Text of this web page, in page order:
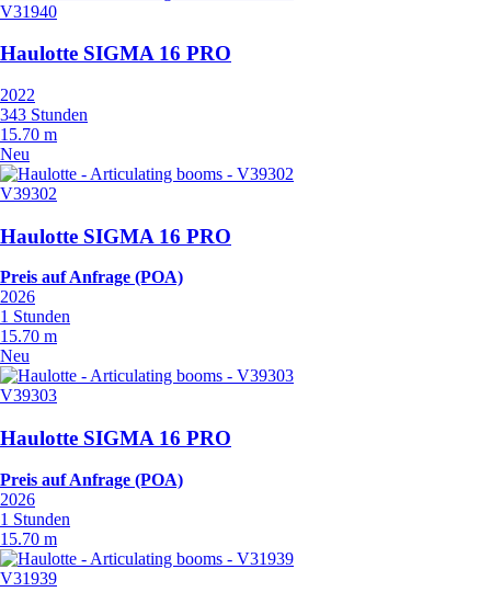
V31940
Haulotte SIGMA 16 PRO
2022
343 Stunden
15.70 m
Neu
V39302
Haulotte SIGMA 16 PRO
Preis auf Anfrage (POA)
2026
1 Stunden
15.70 m
Neu
V39303
Haulotte SIGMA 16 PRO
Preis auf Anfrage (POA)
2026
1 Stunden
15.70 m
V31939